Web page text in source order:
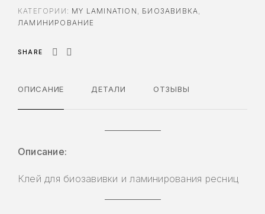
КАТЕГОРИИ: MY LAMINATION , БИОЗАВИВКА,
ЛАМИНИРОВАНИЕ
SHARE
ОПИСАНИЕ ДЕТАЛИ ОТЗЫВЫ
Описание:
Клей для биозавивки и ламинирования ресниц